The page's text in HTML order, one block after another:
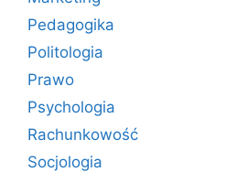
Pedagogika
Politologia
Prawo
Psychologia
Rachunkowość
Socjologia